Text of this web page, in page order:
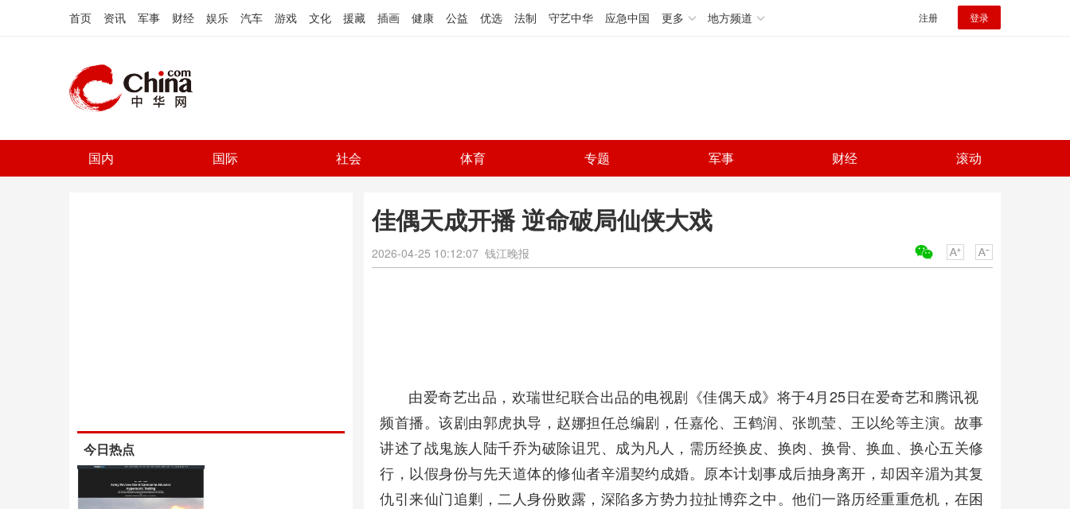
首页 资讯 军事 财经 娱乐 汽车 游戏 文化 援藏 插画 健康 公益 优选 法制 守艺中华 应急中国 更多 地方频道 注册 登录
国内 国际 社会 体育 专题 军事 财经 滚动
佳偶天成开播 逆命破局仙侠大戏
2026-04-25 10:12:07 钱江晚报
由爱奇艺出品，欢瑞世纪联合出品的电视剧《佳偶天成》将于4月25日在爱奇艺和腾讯视
频首播。该剧由郭虎执导，赵娜担任总编剧，任嘉伦、王鹤润、张凯莹、王以纶等主演。故事
讲述了战鬼族人陆千乔为破除诅咒、成为凡人，需历经换皮、换肉、换骨、换血、换心五关修
行，以假身份与先天道体的修仙者辛湄契约成婚。原本计划事成后抽身离开，却因辛湄为其复
仇引来仙门追剿，二人身份败露，深陷多方势力拉扯博弈之中。他们一路历经重重危机，在困
今日热点